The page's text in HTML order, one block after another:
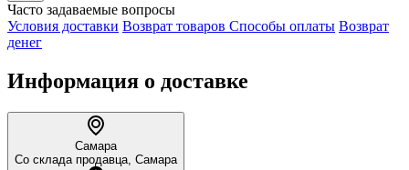
Часто задаваемые вопросы
Условия доставки Возврат товаров Способы оплаты Возврат
денег
Информация о доставке
Самара
Со склада продавца, Самара